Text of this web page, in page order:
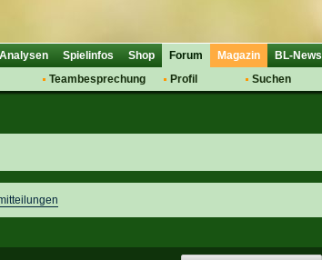
Analysen Spielinfos Shop
Forum
Teambesprechung
Saisonübergang
Profil
Suchen
Magazin BL-News